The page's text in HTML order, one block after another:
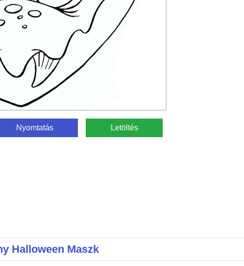
Nyomtatás Letöltés
Halloween Maszk